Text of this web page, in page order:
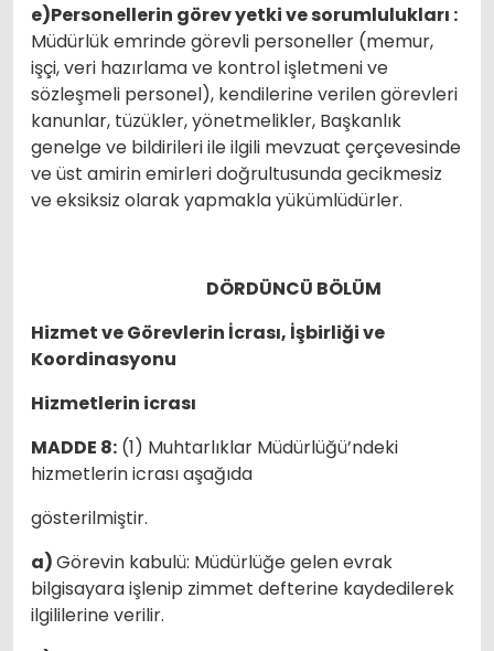
e)Personellerin görev yetki ve sorumlulukları :
Müdürlük emrinde görevli personeller (memur,
işçi, veri hazırlama ve kontrol işletmeni ve
sözleşmeli personel), kendilerine verilen görevleri
kanunlar, tüzükler, yönetmelikler, Başkanlık
genelge ve bildirileri ile ilgili mevzuat çerçevesinde
ve üst amirin emirleri doğrultusunda gecikmesiz
ve eksiksiz olarak yapmakla yükümlüdürler.
DÖRDÜNCÜ BÖLÜM
Hizmet ve Görevlerin İcrası, İşbirliği ve
Koordinasyonu
Hizmetlerin icrası
MADDE 8: (1) Muhtarlıklar Müdürlüğü’ndeki
hizmetlerin icrası aşağıda
gösterilmiştir.
a)Görevin kabulü: Müdürlüğe gelen evrak
bilgisayara işlenip zimmet defterine kaydedilerek
ilgililerine verilir.